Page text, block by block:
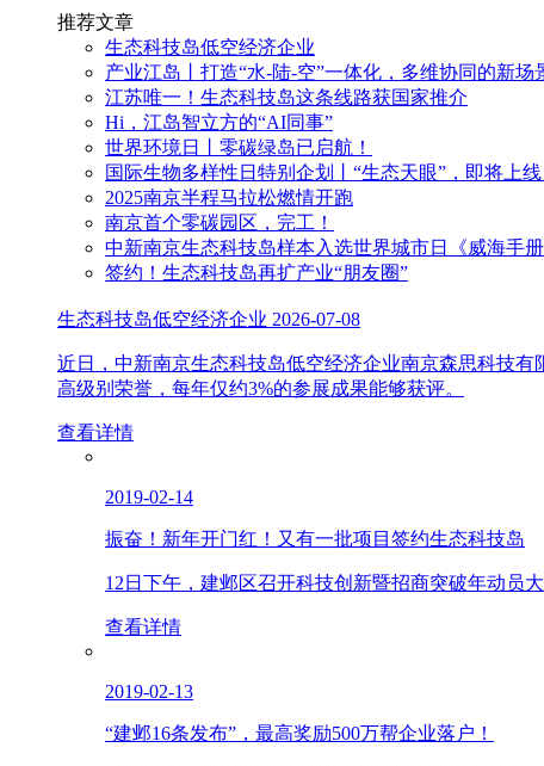
推荐文章
生态科技岛低空经济企业
产业江岛丨打造“水-陆-空”一体化，多维协同的新场
江苏唯一！生态科技岛这条线路获国家推介
Hi，江岛智立方的“AI同事”
世界环境日丨零碳绿岛已启航！
国际生物多样性日特别企划丨“生态天眼”，即将上线
2025南京半程马拉松燃情开跑
南京首个零碳园区，完工！
中新南京生态科技岛样本入选世界城市日《威海手
签约！生态科技岛再扩产业“朋友圈”
生态科技岛低空经济企业 2026-07-08
近日，中新南京生态科技岛低空经济企业南京森思科技
高级别荣誉，每年仅约3%的参展成果能够获评。
查看详情
2019-02-14
振奋！新年开门红！又有一批项目签约生态科技岛
12日下午，建邺区召开科技创新暨招商突破年动员
查看详情
2019-02-13
“建邺16条发布”，最高奖励500万帮企业落户！